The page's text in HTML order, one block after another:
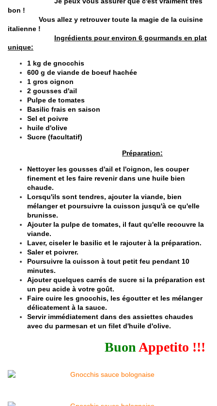
bon !
Vous allez y retrouver toute la magie de la cuisine
italienne !
Ingrédients pour environ 6 gourmands en plat
unique:
1 kg de gnocchis
600 g de viande de boeuf hachée
1 gros oignon
2 gousses d'ail
Pulpe de tomates
Basilic frais en saison
Sel et poivre
huile d'olive
Sucre (facultatif)
Préparation:
Nettoyer les gousses d'ail et l'oignon, les couper
finement et les faire revenir dans une huile bien
chaude.
Lorsqu'ils sont tendres, ajouter la viande, bien
mélanger et poursuivre la cuisson jusqu'à ce qu'elle
brunisse.
Ajouter la pulpe de tomates, il faut qu'elle recouvre la
viande.
Laver, ciseler le basilic et le rajouter à la préparation.
Saler et poivrer.
Poursuivre la cuisson à tout petit feu pendant 10
minutes.
Ajouter quelques carrés de sucre si la préparation est
un peu acide à votre goût.
Faire cuire les gnocchis, les égoutter et les mélanger
délicatement à la sauce.
Servir immédiatement dans des assiettes chaudes
avec du parmesan et un filet d'huile d'olive.
Buon Appetito !!!